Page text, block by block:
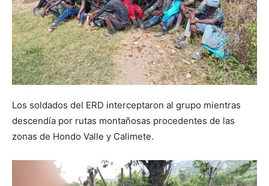
Los soldados del ERD interceptaron al grupo mientras
descendía por rutas montañosas procedentes de las
zonas de Hondo Valle y Calimete.